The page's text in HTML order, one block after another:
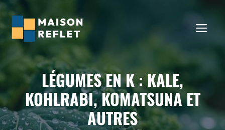
contenu
LÉGUMES EN K : KALE,
KOHLRABI, KOMATSUNA ET
AUTRES